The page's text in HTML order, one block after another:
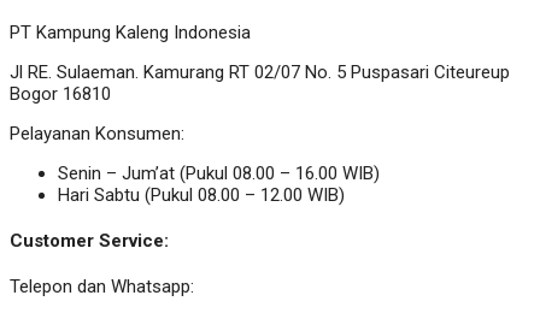
PT Kampung Kaleng Indonesia
Jl RE. Sulaeman. Kamurang RT 02/07 No. 5 Puspasari Citeureup
Bogor 16810
Pelayanan Konsumen:
Senin – Jum’at (Pukul 08.00 – 16.00 WIB)
Hari Sabtu (Pukul 08.00 – 12.00 WIB)
Customer Service:
Telepon dan Whatsapp: